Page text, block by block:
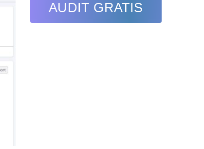
AUDIT GRATIS